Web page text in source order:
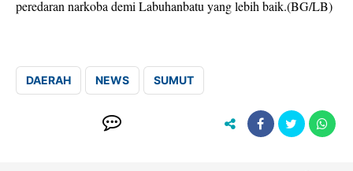
peredaran narkoba demi Labuhanbatu yang lebih baik.(BG/LB)
DAERAH NEWS SUMUT